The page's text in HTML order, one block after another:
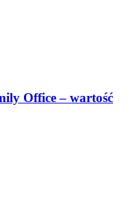
Office – wartość